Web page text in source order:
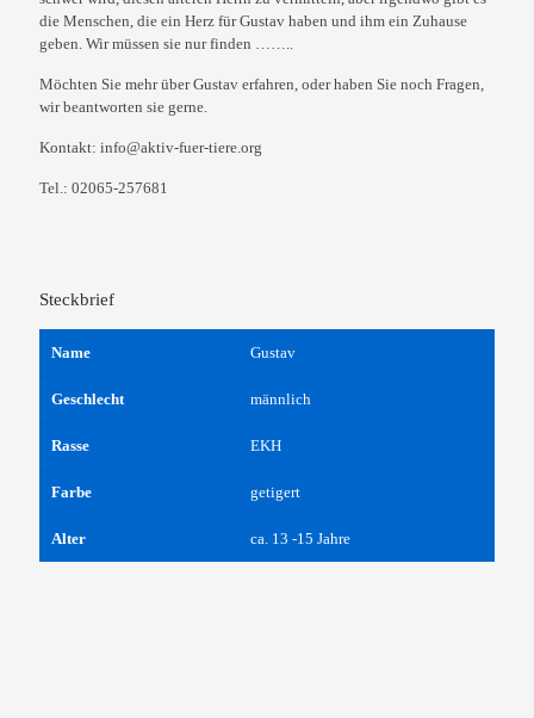
die Menschen, die ein Herz für Gustav haben und ihm ein Zuhause
geben. Wir müssen sie nur finden ……..
Möchten Sie mehr über Gustav erfahren, oder haben Sie noch Fragen,
wir beantworten sie gerne.
Kontakt: info@aktiv-fuer-tiere.org
Tel.: 02065-257681
Steckbrief
Name Gustav
Geschlecht männlich
Rasse EKH
Farbe getigert
Alter ca. 13 -15 Jahre